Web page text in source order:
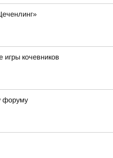
игры кочевников
форуму